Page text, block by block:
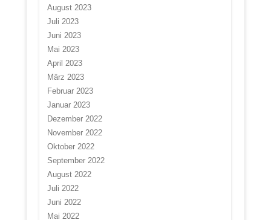
August 2023
Juli 2023
Juni 2023
Mai 2023
April 2023
März 2023
Februar 2023
Januar 2023
Dezember 2022
November 2022
Oktober 2022
September 2022
August 2022
Juli 2022
Juni 2022
Mai 2022